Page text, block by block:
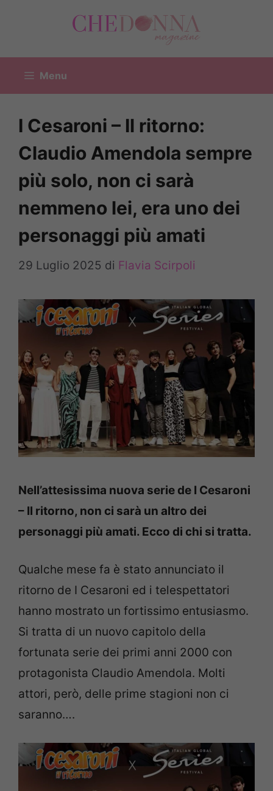
Menu
I Cesaroni – Il ritorno:
Claudio Amendola sempre
più solo, non ci sarà
nemmeno lei, era uno dei
personaggi più amati
29 Luglio 2025 di Flavia Scirpoli
Nell’attesissima nuova serie de I Cesaroni
– Il ritorno, non ci sarà un altro dei
personaggi più amati. Ecco di chi si tratta.
Qualche mese fa è stato annunciato il
ritorno de I Cesaroni ed i telespettatori
hanno mostrato un fortissimo entusiasmo.
Si tratta di un nuovo capitolo della
fortunata serie dei primi anni 2000 con
protagonista Claudio Amendola. Molti
attori, però, delle prime stagioni non ci
saranno….